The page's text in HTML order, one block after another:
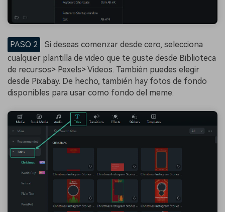
PASO 2
Si deseas comenzar desde cero, selecciona
cualquier plantilla de video que te guste desde Biblioteca
de recursos> Pexels> Videos. También puedes elegir
desde Pixabay. De hecho, también hay fotos de fondo
disponibles para usar como fondo del meme.